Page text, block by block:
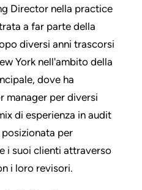
Director nella practice
a far parte della
diversi anni trascorsi
York nell'ambito della
dove ha
manager per diversi
di esperienza in audit
per
i suoi clienti attraverso
i loro revisori.